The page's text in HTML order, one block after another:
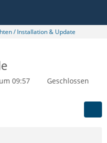
/ Installation & Update
09:57
Geschlossen